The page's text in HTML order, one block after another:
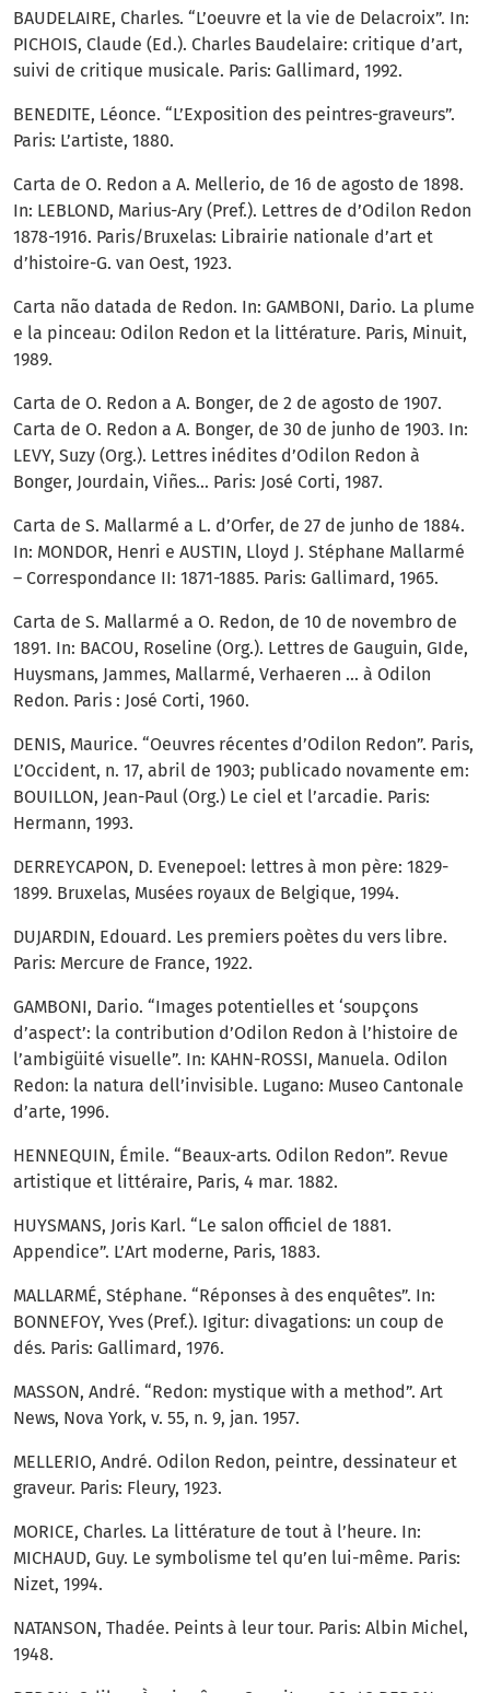
BAUDELAIRE, Charles. “L’oeuvre et la vie de Delacroix”. In:
PICHOIS, Claude (Ed.). Charles Baudelaire: critique d’art,
suivi de critique musicale. Paris: Gallimard, 1992.
BENEDITE, Léonce. “L’Exposition des peintres-graveurs”.
Paris: L’artiste, 1880.
Carta de O. Redon a A. Mellerio, de 16 de agosto de 1898.
In: LEBLOND, Marius-Ary (Pref.). Lettres de d’Odilon Redon
1878-1916. Paris/Bruxelas: Librairie nationale d’art et
d’histoire-G. van Oest, 1923.
Carta não datada de Redon. In: GAMBONI, Dario. La plume
e la pinceau: Odilon Redon et la littérature. Paris, Minuit,
1989.
Carta de O. Redon a A. Bonger, de 2 de agosto de 1907.
Carta de O. Redon a A. Bonger, de 30 de junho de 1903. In:
LEVY, Suzy (Org.). Lettres inédites d’Odilon Redon à
Bonger, Jourdain, Viñes... Paris: José Corti, 1987.
Carta de S. Mallarmé a L. d’Orfer, de 27 de junho de 1884.
In: MONDOR, Henri e AUSTIN, Lloyd J. Stéphane Mallarmé
– Correspondance II: 1871-1885. Paris: Gallimard, 1965.
Carta de S. Mallarmé a O. Redon, de 10 de novembro de
1891. In: BACOU, Roseline (Org.). Lettres de Gauguin, GIde,
Huysmans, Jammes, Mallarmé, Verhaeren ... à Odilon
Redon. Paris : José Corti, 1960.
DENIS, Maurice. “Oeuvres récentes d’Odilon Redon”. Paris,
L’Occident, n. 17, abril de 1903; publicado novamente em:
BOUILLON, Jean-Paul (Org.) Le ciel et l’arcadie. Paris:
Hermann, 1993.
DERREYCAPON, D. Evenepoel: lettres à mon père: 1829-
1899. Bruxelas, Musées royaux de Belgique, 1994.
DUJARDIN, Edouard. Les premiers poètes du vers libre.
Paris: Mercure de France, 1922.
GAMBONI, Dario. “Images potentielles et ‘soupçons
d’aspect’: la contribution d’Odilon Redon à l’histoire de
l’ambigüité visuelle”. In: KAHN-ROSSI, Manuela. Odilon
Redon: la natura dell’invisible. Lugano: Museo Cantonale
d’arte, 1996.
HENNEQUIN, Émile. “Beaux-arts. Odilon Redon”. Revue
artistique et littéraire, Paris, 4 mar. 1882.
HUYSMANS, Joris Karl. “Le salon officiel de 1881.
Appendice”. L’Art moderne, Paris, 1883.
MALLARMÉ, Stéphane. “Réponses à des enquêtes”. In:
BONNEFOY, Yves (Pref.). Igitur: divagations: un coup de
dés. Paris: Gallimard, 1976.
MASSON, André. “Redon: mystique with a method”. Art
News, Nova York, v. 55, n. 9, jan. 1957.
MELLERIO, André. Odilon Redon, peintre, dessinateur et
graveur. Paris: Fleury, 1923.
MORICE, Charles. La littérature de tout à l’heure. In:
MICHAUD, Guy. Le symbolisme tel qu’en lui-même. Paris:
Nizet, 1994.
NATANSON, Thadée. Peints à leur tour. Paris: Albin Michel,
1948.